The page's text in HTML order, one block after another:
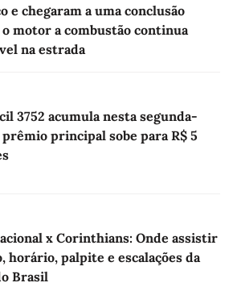
e chegaram a uma conclusão
motor a combustão continua
na estrada
3752 acumula nesta segunda-
principal sobe para R$ 5
x Corinthians: Onde assistir
horário, palpite e escalações da
Brasil